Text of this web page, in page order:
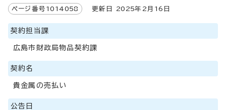
ページ番号 1014058 更新日 2025年2月 16 日
契約担当課
広島市財政局物品契約課
契約名
貴金属の売払い
公告日